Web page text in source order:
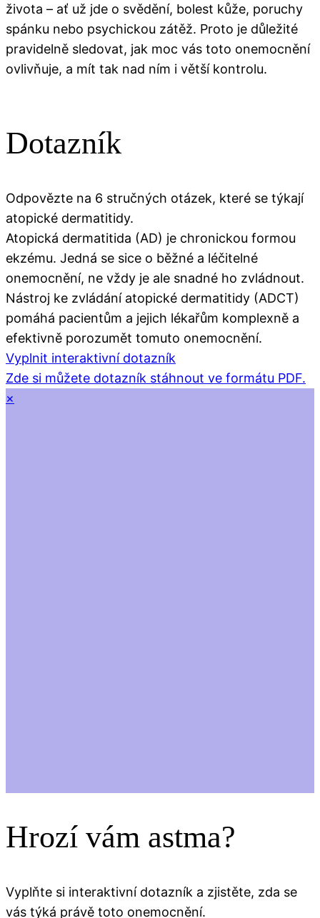
života – ať už jde o svědění, bolest kůže, poruchy
spánku nebo psychickou zátěž. Proto je důležité
pravidelně sledovat, jak moc vás toto onemocnění
ovlivňuje, a mít tak nad ním i větší kontrolu.
Dotazník
Odpovězte na 6 stručných otázek, které se týkají
atopické dermatitidy.
Atopická dermatitida (AD) je chronickou formou
ekzému. Jedná se sice o běžné a léčitelné
onemocnění, ne vždy je ale snadné ho zvládnout.
Nástroj ke zvládání atopické dermatitidy (ADCT)
pomáhá pacientům a jejich lékařům komplexně a
efektivně porozumět tomuto onemocnění.
Vyplnit interaktivní dotazník
Zde si můžete dotazník stáhnout ve formátu PDF.
×
Hrozí vám astma?
Vyplňte si interaktivní dotazník a zjistěte, zda se
vás týká právě toto onemocnění.